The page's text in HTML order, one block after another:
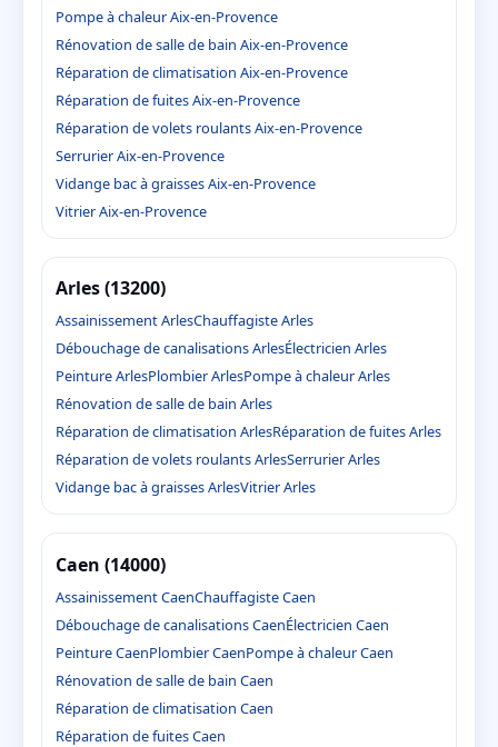
Pompe à chaleur Aix-en-Provence
Rénovation de salle de bain Aix-en-Provence
Réparation de climatisation Aix-en-Provence
Réparation de fuites Aix-en-Provence
Réparation de volets roulants Aix-en-Provence
Serrurier Aix-en-Provence
Vidange bac à graisses Aix-en-Provence
Vitrier Aix-en-Provence
Arles (13200)
Assainissement ArlesChauffagiste Arles
Débouchage de canalisations ArlesÉlectricien Arles
Peinture ArlesPlombier ArlesPompe à chaleur Arles
Rénovation de salle de bain Arles
Réparation de climatisation ArlesRéparation de fuites Arles
Réparation de volets roulants ArlesSerrurier Arles
Vidange bac à graisses ArlesVitrier Arles
Caen (14000)
Assainissement CaenChauffagiste Caen
Débouchage de canalisations CaenÉlectricien Caen
Peinture CaenPlombier CaenPompe à chaleur Caen
Rénovation de salle de bain Caen
Réparation de climatisation Caen
Réparation de fuites Caen